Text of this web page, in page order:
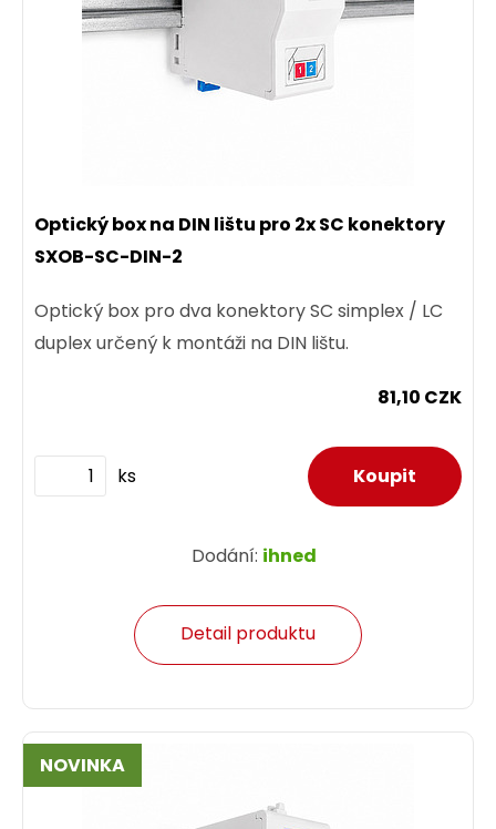
Optický box na DIN lištu pro 2x SC konektory
SXOB-SC-DIN-2
Optický box pro dva konektory SC simplex / LC
duplex určený k montáži na DIN lištu.
81,10 CZK
ks
Dodání: ihned
Detail produktu
NOVINKA